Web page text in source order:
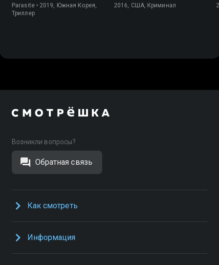
Parasite • 2019, Южная Корея,
Триллер
2016, США, Криминал
Возникли вопросы?
Обратная связь
Как смотреть
Информация